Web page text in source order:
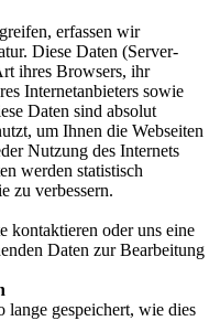
erfassen wir
Diese Daten (Server-
ihres Browsers, ihr
Internetanbieters sowie
Daten sind absolut
um Ihnen die Webseiten
Nutzung des Internets
werden statistisch
zu verbessern.
kontaktieren oder uns eine
Daten zur Bearbeitung
lange gespeichert, wie dies